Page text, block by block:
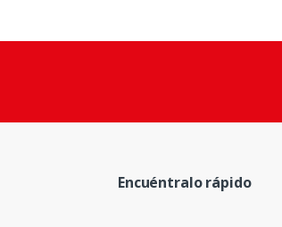
Encuéntralo rápido